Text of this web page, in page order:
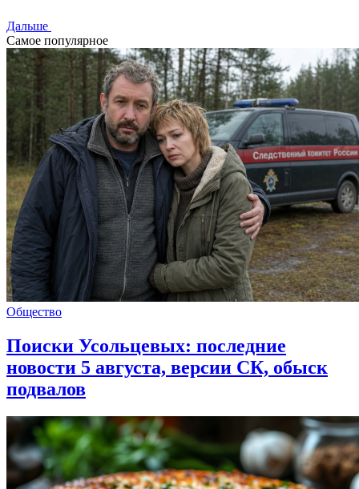
Дальше
Самое популярное
Общество
Поиски Усольцевых: последние
новости 5 августа, версии СК, обыск
подвалов